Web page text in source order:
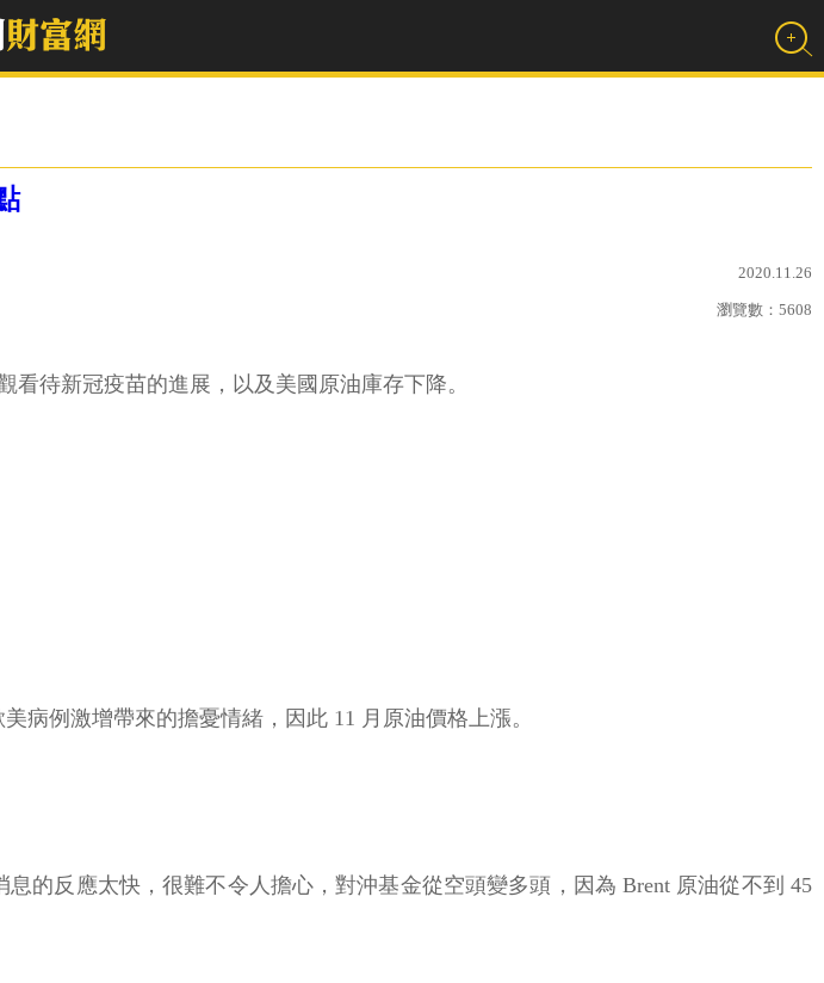
2020.11.26
瀏覽數： 5608
待新冠疫苗的進展，以及美國原油庫存下降。
病例激增帶來的擔憂情緒，因此 11 月原油價格上漲。
的反應太快，很難不令人擔心，對沖基金從空頭變多頭，因為 Brent 原油從不到 45